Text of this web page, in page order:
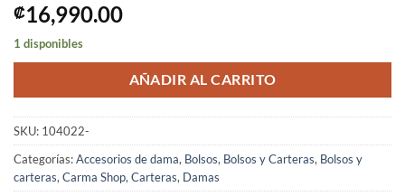
₡16,990.00
1 disponibles
AÑADIR AL CARRITO
SKU: 104022-
Categorías:Accesorios de dama, Bolsos, Bolsos y Carteras, Bolsos y
carteras, Carma Shop, Carteras, Damas